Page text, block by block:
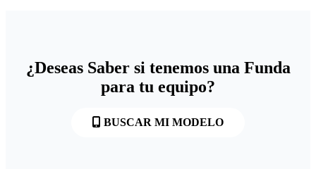
¿Deseas Saber si tenemos una Funda
para tu equipo?
BUSCAR MI MODELO